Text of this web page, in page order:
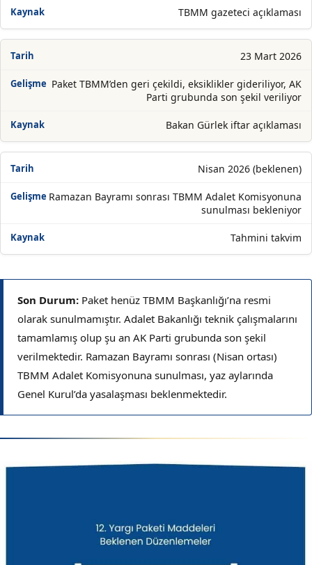
TBMM gazeteci açıklaması
23 Mart 2026
Paket TBMM’den geri çekildi, eksiklikler gideriliyor, AK
Parti grubunda son şekil veriliyor
Bakan Gürlek iftar açıklaması
Nisan 2026 (beklenen)
Ramazan Bayramı sonrası TBMM Adalet Komisyonuna
sunulması bekleniyor
Tahmini takvim
Son Durum: Paket henüz TBMM Başkanlığı’na resmi
olarak sunulmamıştır. Adalet Bakanlığı teknik çalışmalarını
tamamlamış olup şu an AK Parti grubunda son şekil
verilmektedir. Ramazan Bayramı sonrası (Nisan ortası)
TBMM Adalet Komisyonuna sunulması, yaz aylarında
Genel Kurul’da yasalaşması beklenmektedir.